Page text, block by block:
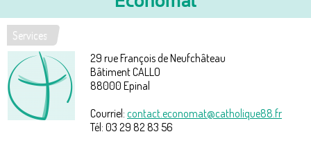
Vous
êtes
ici
Services
29 rue François de Neufchâteau
Bâtiment CALLO
88000 Epinal
Courriel: contact.economat@catholique88.fr
Tél: 03 29 82 83 56